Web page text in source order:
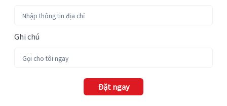
Ghi chú
Đặt ngay